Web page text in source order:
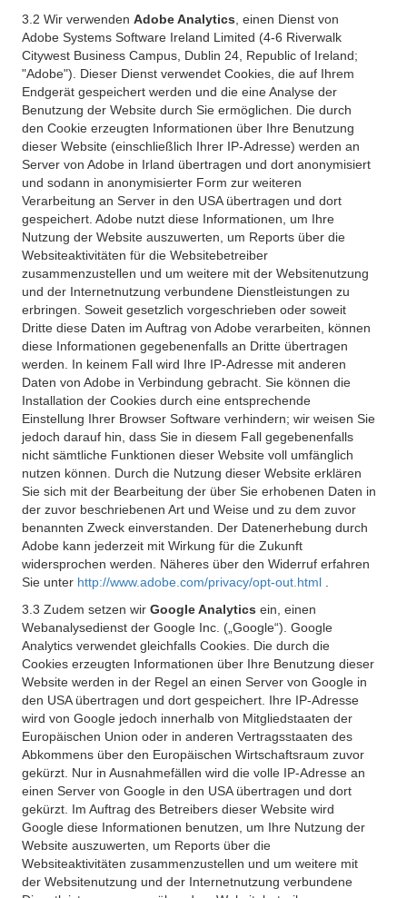
3.2 Wir verwenden Adobe Analytics , einen Dienst von
Adobe Systems Software Ireland Limited (4-6 Riverwalk
Citywest Business Campus, Dublin 24, Republic of Ireland;
"Adobe"). Dieser Dienst verwendet Cookies, die auf Ihrem
Endgerät gespeichert werden und die eine Analyse der
Benutzung der Website durch Sie ermöglichen. Die durch
den Cookie erzeugten Informationen über Ihre Benutzung
dieser Website (einschließlich Ihrer IP-Adresse) werden an
Server von Adobe in Irland übertragen und dort anonymisiert
und sodann in anonymisierter Form zur weiteren
Verarbeitung an Server in den USA übertragen und dort
gespeichert. Adobe nutzt diese Informationen, um Ihre
Nutzung der Website auszuwerten, um Reports über die
Websiteaktivitäten für die Websitebetreiber
zusammenzustellen und um weitere mit der Websitenutzung
und der Internetnutzung verbundene Dienstleistungen zu
erbringen. Soweit gesetzlich vorgeschrieben oder soweit
Dritte diese Daten im Auftrag von Adobe verarbeiten, können
diese Informationen gegebenenfalls an Dritte übertragen
werden. In keinem Fall wird Ihre IP-Adresse mit anderen
Daten von Adobe in Verbindung gebracht. Sie können die
Installation der Cookies durch eine entsprechende
Einstellung Ihrer Browser Software verhindern; wir weisen Sie
jedoch darauf hin, dass Sie in diesem Fall gegebenenfalls
nicht sämtliche Funktionen dieser Website voll umfänglich
nutzen können. Durch die Nutzung dieser Website erklären
Sie sich mit der Bearbeitung der über Sie erhobenen Daten in
der zuvor beschriebenen Art und Weise und zu dem zuvor
benannten Zweck einverstanden. Der Datenerhebung durch
Adobe kann jederzeit mit Wirkung für die Zukunft
widersprochen werden. Näheres über den Widerruf erfahren
Sie unter http://www.adobe.com/privacy/opt-out.html
3.3 Zudem setzen wir Google Analytics ein, einen
Webanalysedienst der Google Inc. („Google“). Google
Analytics verwendet gleichfalls Cookies. Die durch die
Cookies erzeugten Informationen über Ihre Benutzung dieser
Website werden in der Regel an einen Server von Google in
den USA übertragen und dort gespeichert. Ihre IP-Adresse
wird von Google jedoch innerhalb von Mitgliedstaaten der
Europäischen Union oder in anderen Vertragsstaaten des
Abkommens über den Europäischen Wirtschaftsraum zuvor
gekürzt. Nur in Ausnahmefällen wird die volle IP-Adresse an
einen Server von Google in den USA übertragen und dort
gekürzt. Im Auftrag des Betreibers dieser Website wird
Google diese Informationen benutzen, um Ihre Nutzung der
Website auszuwerten, um Reports über die
Websiteaktivitäten zusammenzustellen und um weitere mit
der Websitenutzung und der Internetnutzung verbundene